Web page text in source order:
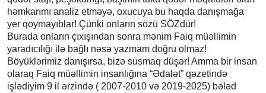
həmkarımı analiz etməyə, oxucuya bu haqda danışmağa
yer qoymayıblar! Çünki onların sözü SÖZdür!
Burada onların çıxışından sonra mənim Faiq müəllimin
yaradıcılığı ilə bağlı nəsə yazmam doğru olmaz!
Böyüklərimiz danışırsa, bizə susmaq düşər! Amma bir insan
olaraq Faiq müəllimin insanlığına “Ədalət” qəzetində
işlədiyim 9 il ərzində ( 2007-2010 və 2019-2025) bələd